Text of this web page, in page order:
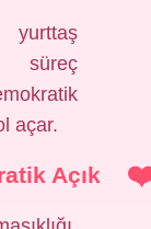
yurttaş
süreç
açar.
Açık